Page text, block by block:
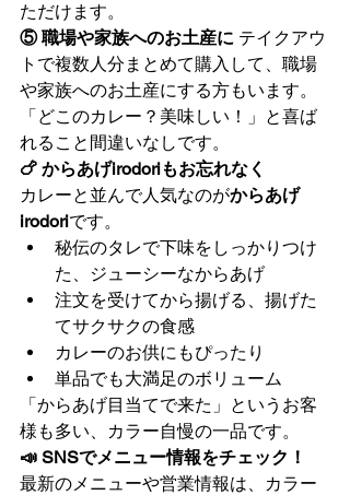
ただけます。
⑤ 職場や家族へのお土産に テイクアウ
トで複数人分まとめて購入して、職場
や家族へのお土産にする方もいます。
「どこのカレー？美味しい！」と喜ば
れること間違いなしです。
🍗 からあげirodoriもお忘れなく
カレーと並んで人気なのがからあげ
irodoriです。
秘伝のタレで下味をしっかりつけ
た、ジューシーなからあげ
注文を受けてから揚げる、揚げた
てサクサクの食感
カレーのお供にもぴったり
単品でも大満足のボリューム
「からあげ目当てで来た」というお客
様も多い、カラー自慢の一品です。
📣 SNSでメニュー情報をチェック！
最新のメニューや営業情報は、カラー